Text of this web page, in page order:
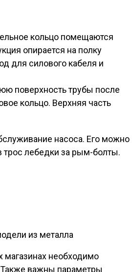
кольцо помещаются
опирается на полку
для силового кабеля и
поверхность трубы после
кольцо. Верхняя часть
насоса. Его можно
трос лебедки за рым-болты.
из металла
магазинах необходимо
Также важны параметры